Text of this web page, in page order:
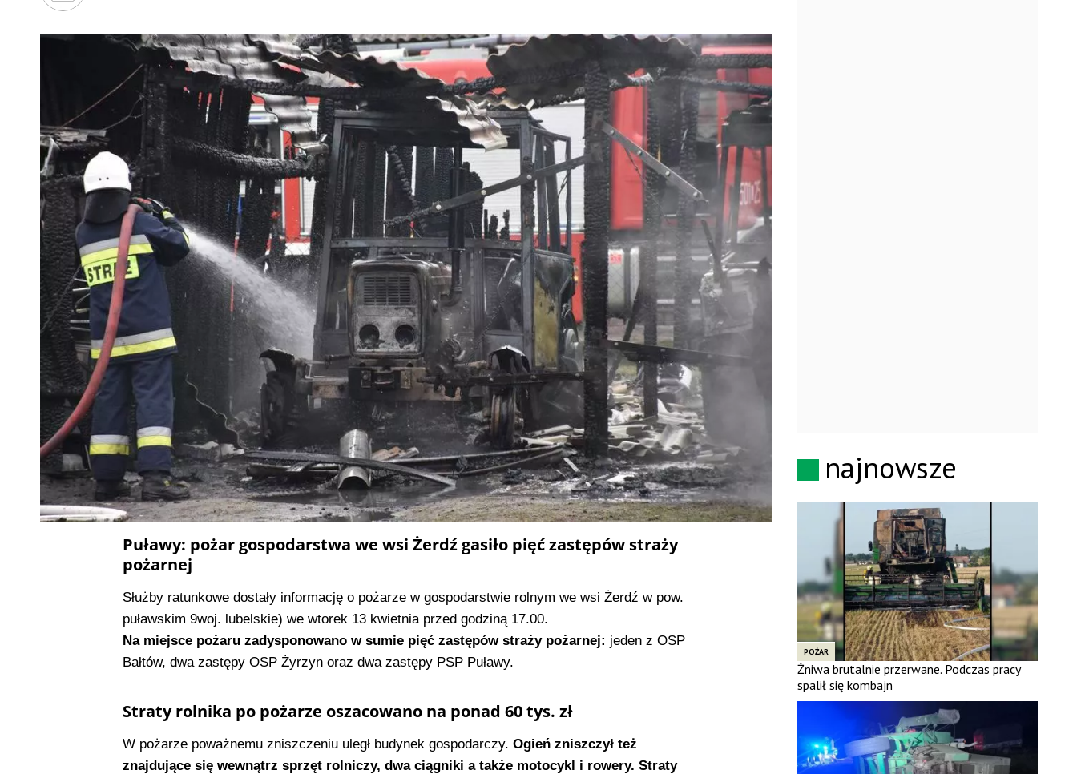
Puławy: pożar gospodarstwa we wsi Żerdź gasiło pięć zastępów straży
pożarnej
Służby ratunkowe dostały informację o pożarze w gospodarstwie rolnym we wsi Żerdź w pow.
puławskim 9woj. lubelskie) we wtorek 13 kwietnia przed godziną 17.00.
Na miejsce pożaru zadysponowano w sumie pięć zastępów straży pożarnej: jeden z OSP
Bałtów, dwa zastępy OSP Żyrzyn oraz dwa zastępy PSP Puławy.
Straty rolnika po pożarze oszacowano na ponad 60 tys. zł
W pożarze poważnemu zniszczeniu uległ budynek gospodarczy. Ogień zniszczył też
znajdujące się wewnątrz sprzęt rolniczy, dwa ciągniki a także motocykl i rowery. Straty
najnowsze
POŻAR
Żniwa brutalnie przerwane. Podczas pracy
spalił się kombajn